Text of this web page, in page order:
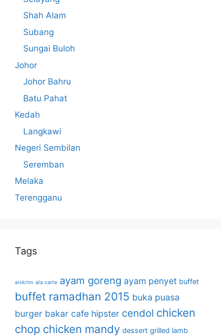
Shah Alam
Subang
Sungai Buloh
Johor
Johor Bahru
Batu Pahat
Kedah
Langkawi
Negeri Sembilan
Seremban
Melaka
Terengganu
Tags
aiskrim ala carte ayam goreng ayam penyet buffet
buffet ramadhan 2015 buka puasa
burger bakar cafe hipster cendol chicken
chop chicken mandy dessert grilled lamb